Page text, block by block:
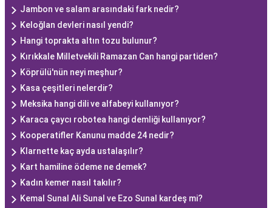
Jambon ve salam arasındaki fark nedir?
Keloğlan devleri nasıl yendi?
Hangi toprakta altın tozu bulunur?
Kırıkkale Milletvekili Ramazan Can hangi partiden?
Köprülü'nün neyi meşhur?
Kasa çeşitleri nelerdir?
Meksika hangi dili ve alfabeyi kullanıyor?
Karaca çaycı robotea hangi demliği kullanıyor?
Kooperatifler Kanunu madde 24 nedir?
Klarnette kaç ayda ustalaşılır?
Kart hamiline ödeme ne demek?
Kadın kemer nasıl takılır?
Kemal Sunal Ali Sunal ve Ezo Sunal kardeş mi?